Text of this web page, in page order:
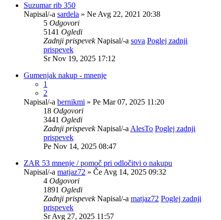
Suzumar rib 350
Napisal/-a sardela » Ne Avg 22, 2021 20:38
5 Odgovori
5141 Ogledi
Zadnji prispevekNapisal/-a sova Poglej zadnji
prispevek
Sr Nov 19, 2025 17:12
Gumenjak nakup - mnenje
1
2
Napisal/-a bernikmi » Pe Mar 07, 2025 11:20
18 Odgovori
3441 Ogledi
Zadnji prispevekNapisal/-a AlesTo Poglej zadnji
prispevek
Pe Nov 14, 2025 08:47
ZAR 53 mnenje / pomoč pri odločitvi o nakupu
Napisal/-a matjaz72 » Če Avg 14, 2025 09:32
4 Odgovori
1891 Ogledi
Zadnji prispevekNapisal/-a matjaz72 Poglej zadnji
prispevek
Sr Avg 27, 2025 11:57